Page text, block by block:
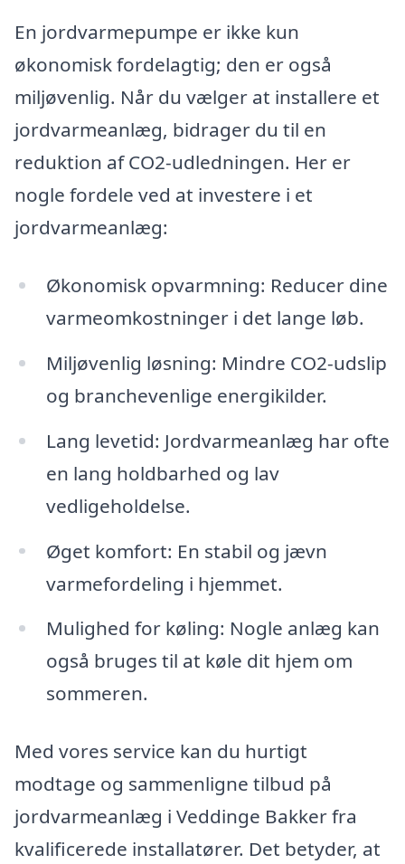
En jordvarmepumpe er ikke kun
økonomisk fordelagtig; den er også
miljøvenlig. Når du vælger at installere et
jordvarmeanlæg, bidrager du til en
reduktion af CO2-udledningen. Her er
nogle fordele ved at investere i et
jordvarmeanlæg:
Økonomisk opvarmning: Reducer dine
varmeomkostninger i det lange løb.
Miljøvenlig løsning: Mindre CO2-udslip
og branchevenlige energikilder.
Lang levetid: Jordvarmeanlæg har ofte
en lang holdbarhed og lav
vedligeholdelse.
Øget komfort: En stabil og jævn
varmefordeling i hjemmet.
Mulighed for køling: Nogle anlæg kan
også bruges til at køle dit hjem om
sommeren.
Med vores service kan du hurtigt
modtage og sammenligne tilbud på
jordvarmeanlæg i Veddinge Bakker fra
kvalificerede installatører. Det betyder, at